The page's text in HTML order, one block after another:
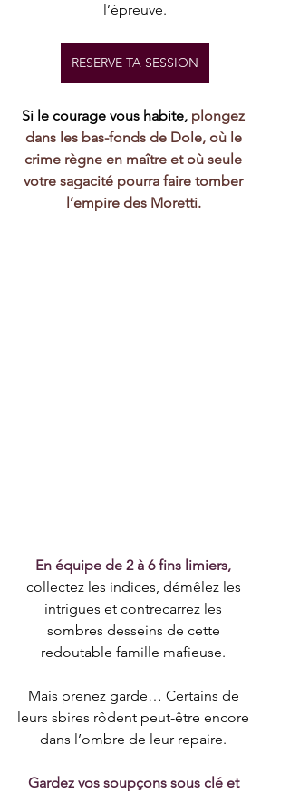
l’épreuve.
RESERVE TA SESSION
Si le courage vous habite, plongez
dans les bas-fonds de Dole, où le
crime règne en maître et où seule
votre sagacité pourra faire tomber
l’empire des Moretti.
En équipe de 2 à 6 fins limiers,
collectez les indices, démêlez les
intrigues et contrecarrez les
sombres desseins de cette
redoutable famille mafieuse.
Mais prenez garde… Certains de
leurs sbires rôdent peut-être encore
dans l’ombre de leur repaire.
Gardez vos soupçons sous clé et